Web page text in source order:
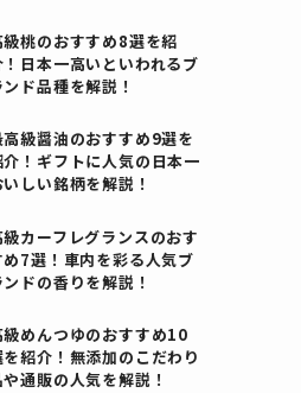
級桃のおすすめ8選を紹
！日本一高いといわれるブ
ンド品種を解説！
高級醤油のおすすめ9選を
介！ギフトに人気の日本一
いしい銘柄を解説！
級カーフレグランスのおす
め7選！車内を彩る人気ブ
ンドの香りを解説！
級めんつゆのおすすめ10
を紹介！無添加のこだわり
や通販の人気を解説！